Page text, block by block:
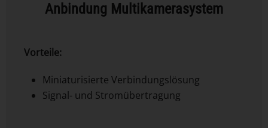
Anbindung Multikamerasystem
Vorteile:
Miniaturisierte Verbindungslösung
Signal- und Stromübertragung